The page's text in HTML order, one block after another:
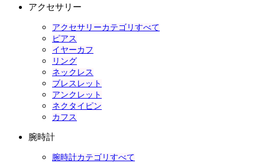
アクセサリー
アクセサリーカテゴリすべて
ピアス
イヤーカフ
リング
ネックレス
ブレスレット
アンクレット
ネクタイピン
カフス
腕時計
腕時計カテゴリすべて